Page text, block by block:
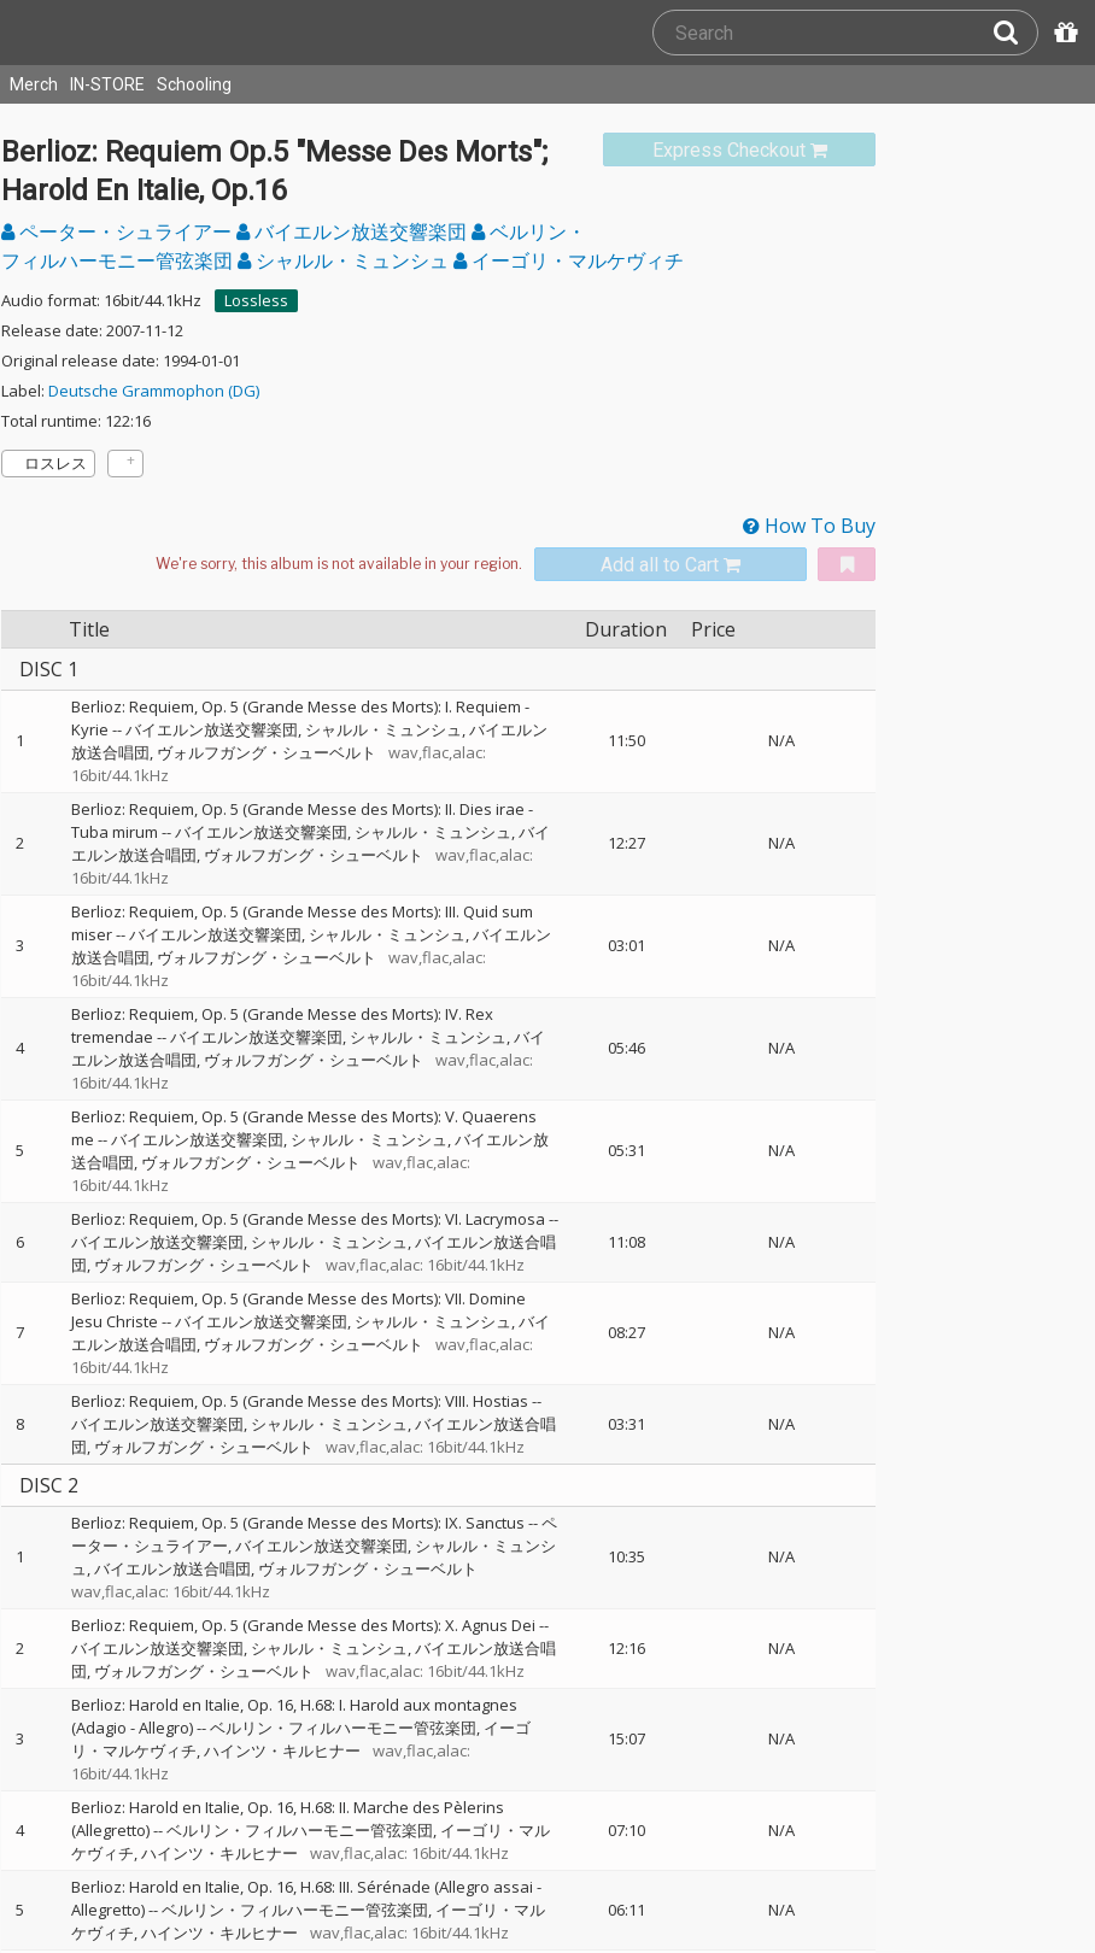
Merch IN-STORE Schooling
Express Checkout
Berlioz: Requiem Op.5 "Messe Des Morts";
Harold En Italie, Op.16
ペーター・シュライアー バイエルン放送交響楽団
ベルリン・
フィルハーモニー管弦楽団
シャルル・ミュンシュ イーゴリ・マルケヴィチ
Audio format: 16bit/44.1kHz
Lossless
Release date: 2007-11-12
Original release date: 1994-01-01
Label: Deutsche Grammophon (DG)
Total runtime: 122:16
ロスレス
How To Buy
Add all to Cart
Title Duration
Price
DISC 1
1
Berlioz: Requiem, Op. 5 (Grande Messe des Morts): I. Requiem -
Kyrie --バイエルン放送交響楽団 シャルル・ミュンシュ バイエルン
放送合唱団 ヴォルフガング・シューベルト
wav,flac,alac:
16bit/44.1kHz
11:50 N/A
2
Berlioz: Requiem, Op. 5 (Grande Messe des Morts): II. Dies irae -
Tuba mirum --バイエルン放送交響楽団 シャルル・ミュンシュ バイ
エルン放送合唱団 ヴォルフガング・シューベルト
wav,flac,alac:
16bit/44.1kHz
12:27 N/A
3
Berlioz: Requiem, Op. 5 (Grande Messe des Morts): III. Quid sum
miser--バイエルン放送交響楽団 シャルル・ミュンシュ バイエルン
放送合唱団 ヴォルフガング・シューベルト
wav,flac,alac:
16bit/44.1kHz
03:01 N/A
4
Berlioz: Requiem, Op. 5 (Grande Messe des Morts): IV. Rex
tremendae --バイエルン放送交響楽団 シャルル・ミュンシュ バイ
エルン放送合唱団 ヴォルフガング・シューベルト
wav,flac,alac:
16bit/44.1kHz
05:46 N/A
5
Berlioz: Requiem, Op. 5 (Grande Messe des Morts): V. Quaerens
me --バイエルン放送交響楽団 シャルル・ミュンシュ バイエルン放
送合唱団 ヴォルフガング・シューベルト
wav,flac,alac:
16bit/44.1kHz
05:31 N/A
6
Berlioz: Requiem, Op. 5 (Grande Messe des Morts): VI. Lacrymosa --
バイエルン放送交響楽団 シャルル・ミュンシュ バイエルン放送合唱
団 ヴォルフガング・シューベルト wav,flac,alac: 16bit/44.1kHz
11:08 N/A
7
Berlioz: Requiem, Op. 5 (Grande Messe des Morts): VII. Domine
Jesu Christe --バイエルン放送交響楽団 シャルル・ミュンシュ バイ
エルン放送合唱団 ヴォルフガング・シューベルト
wav,flac,alac:
16bit/44.1kHz
08:27 N/A
8
Berlioz: Requiem, Op. 5 (Grande Messe des Morts): VIII. Hostias --
バイエルン放送交響楽団 シャルル・ミュンシュ バイエルン放送合唱
団 ヴォルフガング・シューベルト wav,flac,alac: 16bit/44.1kHz
03:31 N/A
DISC 2
1
Berlioz: Requiem, Op. 5 (Grande Messe des Morts): IX. Sanctus --ペ
ーター・シュライアー バイエルン放送交響楽団 シャルル・ミュンシ
ュ バイエルン放送合唱団 ヴォルフガング・シューベルト
wav,flac,alac: 16bit/44.1kHz
10:35 N/A
2
Berlioz: Requiem, Op. 5 (Grande Messe des Morts): X. Agnus Dei --
バイエルン放送交響楽団 シャルル・ミュンシュ バイエルン放送合唱
団 ヴォルフガング・シューベルト wav,flac,alac: 16bit/44.1kHz
12:16 N/A
3
Berlioz: Harold en Italie, Op. 16, H.68: I. Harold aux montagnes
(Adagio - Allegro)--ベルリン・フィルハーモニー管弦楽団 イーゴ
リ・マルケヴィチ ハインツ・キルヒナー
wav,flac,alac:
16bit/44.1kHz
15:07 N/A
4
Berlioz: Harold en Italie, Op. 16, H.68: II. Marche des Pèlerins
(Allegretto)--ベルリン・フィルハーモニー管弦楽団 イーゴリ・マル
ケヴィチ ハインツ・キルヒナー wav,flac,alac: 16bit/44.1kHz
07:10 N/A
5
Berlioz: Harold en Italie, Op. 16, H.68: III. Sérénade (Allegro assai -
Allegretto)--ベルリン・フィルハーモニー管弦楽団 イーゴリ・マル
ケヴィチ ハインツ・キルヒナー wav,flac,alac: 16bit/44.1kHz
06:11 N/A